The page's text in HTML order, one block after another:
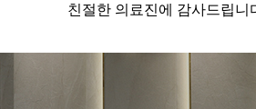
친절한 의료진에 감사드립니